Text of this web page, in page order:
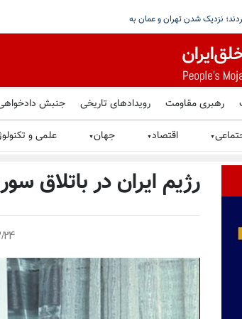
رهبری مقاومت رویدادهای تاریخی جنبش
▼ اقتصاد▼ جهان▼ علمی و
رژیم ایران در باتلاق